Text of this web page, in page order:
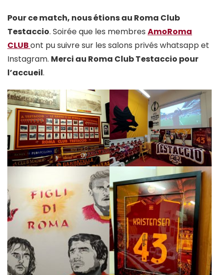
Pour ce match, nous étions au Roma Club
Testaccio. Soirée que les membres AmoRoma
CLUBont pu suivre sur les salons privés whatsapp et
Instagram. Merci au Roma Club Testaccio pour
l’accueil.